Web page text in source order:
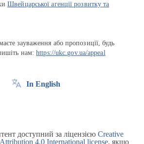
Швейцарської агенції розвитку та
зауваження або пропозиції, будь
нам:https://ukc.gov.ua/appeal
In English
доступний за ліцензією Creative
4.0 International license, якщо